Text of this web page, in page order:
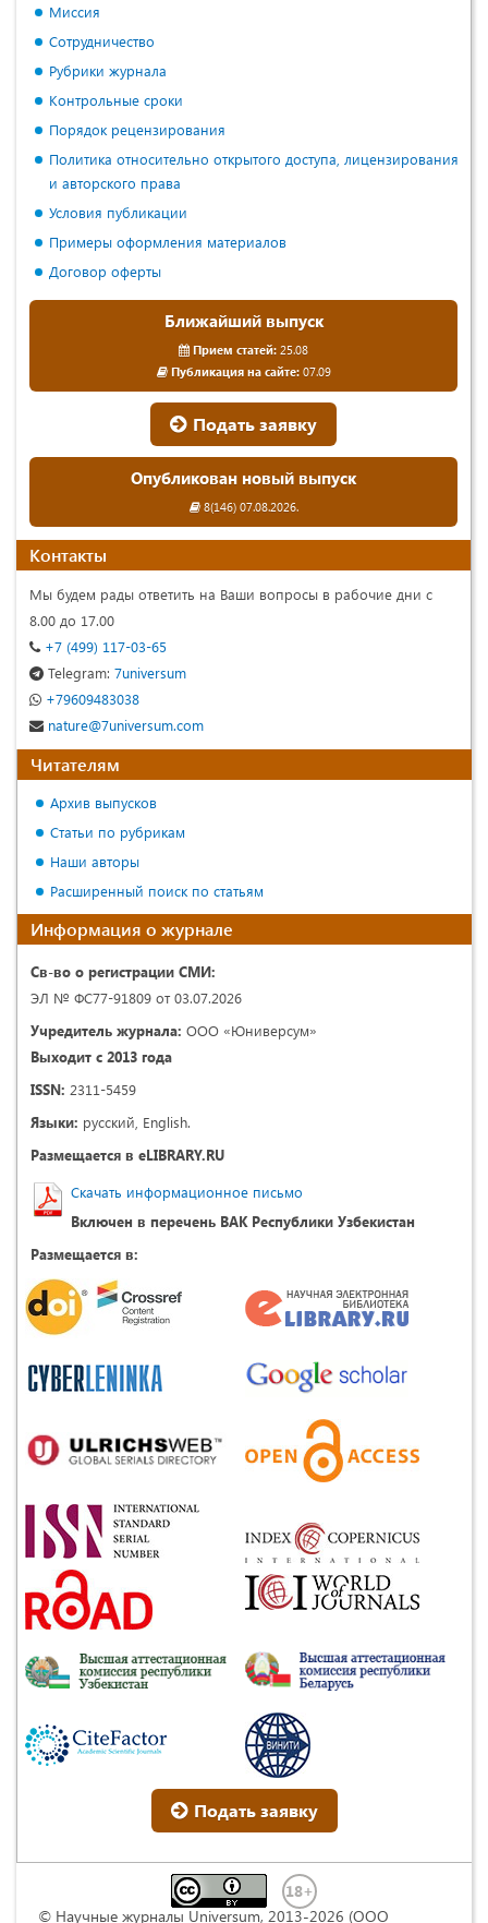
Миссия
Сотрудничество
Рубрики журнала
Контрольные сроки
Порядок рецензирования
Политика относительно открытого доступа, лицензирования
и авторского права
Условия публикации
Примеры оформления материалов
Договор оферты
Ближайший выпуск
Прием статей: 25.08
Публикация на сайте:07.09
Подать заявку
Опубликован новый выпуск
8(146) 07.08.2026.
Контакты
Мы будем рады ответить на Ваши вопросы в рабочие дни с
8.00 до 17.00
+7 (499) 117-03-65
Telegram: 7universum
+79609483038
nature@7universum.com
Читателям
Архив выпусков
Статьи по рубрикам
Наши авторы
Расширенный поиск по статьям
Информация о журнале
Св-во о регистрации СМИ:
ЭЛ № ФС77-91809 от 03.07.2026
Учредитель журнала: ООО «Юниверсум»
Выходит с 2013 года
ISSN: 2311-5459
Языки: русский, English.
Размещается в eLIBRARY.RU
Скачать информационное письмо
Включен в перечень ВАК Республики Узбекистан
Размещается в:
Подать заявку
© Научные журналы Universum, 2013-2026 (ООО